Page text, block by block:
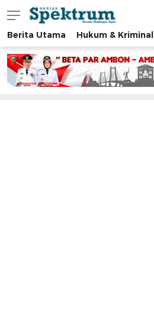
spektrumonline.com
Berita Utama Hukum & Kriminal